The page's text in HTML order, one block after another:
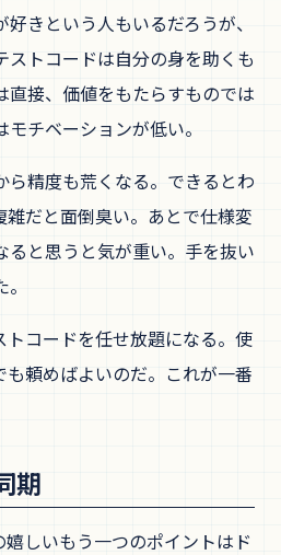
きという人もいるだろうが、
ストコードは自分の身を助くも
直接、価値をもたらすものでは
チベーションが低い。
ら精度も荒くなる。できるとわ
雑だと面倒臭い。あとで仕様変
ると思うと気が重い。手を抜い
コードを任せ放題になる。使
も頼めばよいのだ。これが一番
期
しいもう一つのポイントはド